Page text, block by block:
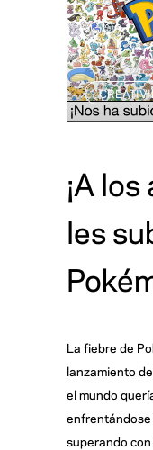
¡A
les
La fiebre de
lanzamiento
el mundo
superando con